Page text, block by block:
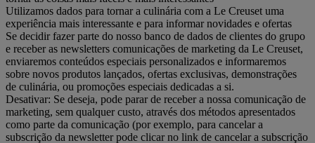
Utilizamos dados para tornar a culinária com a Le Creuset uma
experiência mais interessante e para informar novidades e ofertas
Se decidir fazer parte do nosso banco de dados de clientes do grupo
e receber as newsletters comunicações de marketing da Le Creuset,
enviaremos conteúdos especiais personalizados e informaremos
sobre novos produtos lançados, ofertas exclusivas, demonstrações
de culinária, ou promoções especiais dedicadas a si.
Desativar: Se deseja, pode parar de receber a nossa comunicação de
marketing, sem qualquer custo, através dos métodos apresentados
como parte da comunicação (por exemplo, para cancelar a
subscrição da newsletter pode clicar no link de cancelar a subscrição